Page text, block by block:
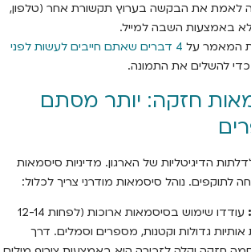
לאמת את הבקשה בערוץ תקשורת אחר (טלפון,
באמצעות השבה למייל.
המאמר על
4 דברים שאתם חייבים לעשות לפני
כדי להשלים את התמונה.
חזקה: יותר מסתם
הדיגיטליות של הארגון. מדיניות סיסמאות
לתוקפים. נוהל סיסמאות מודרני צריך לכלול:
עודדו שימוש בסיסמאות ארוכות (לפחות 12-14
אותיות גדולות וקטנות, מספרים וסמלים. דרך